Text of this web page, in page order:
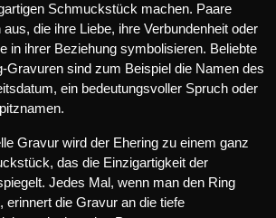
Schmuckstück machen. Paare
die ihre Liebe, ihre Verbundenheit oder
in ihrer Beziehung symbolisieren. Beliebte
Gravuren sind zum Beispiel die Namen des
ein bedeutungsvoller Spruch oder
Gravur wird der Ehering zu einem ganz
das die Einzigartigkeit der
Jedes Mal, wenn man den Ring
erinnert die Gravur an die tiefe